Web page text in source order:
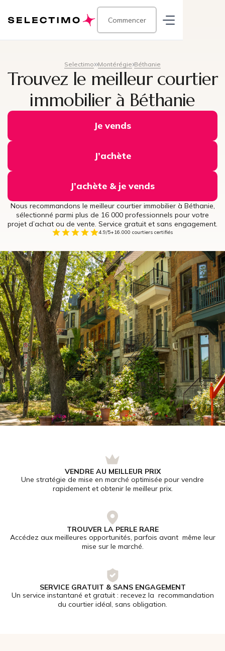
Commencer
Selectimo Montérégie Béthanie
Trouvez le meilleur courtier
immobilier à Béthanie
Je vends
J’achète
J’achète & je vends
Nous recommandons le meilleur courtier immobilier à Béthanie,
sélectionné parmi plus de 16 000 professionnels pour votre
projet d’achat ou de vente. Service gratuit et sans engagement.
4.9/5+16.000 courtiers certifiés
VENDRE AU MEILLEUR PRIX
Une stratégie de mise en marché optimisée pour vendre
rapidement et obtenir le meilleur prix.
TROUVER LA PERLE RARE
Accédez aux meilleures opportunités, parfois avant même leur
mise sur le marché.
SERVICE GRATUIT & SANS ENGAGEMENT
Un service instantané et gratuit : recevez la recommandation
du courtier idéal, sans obligation.